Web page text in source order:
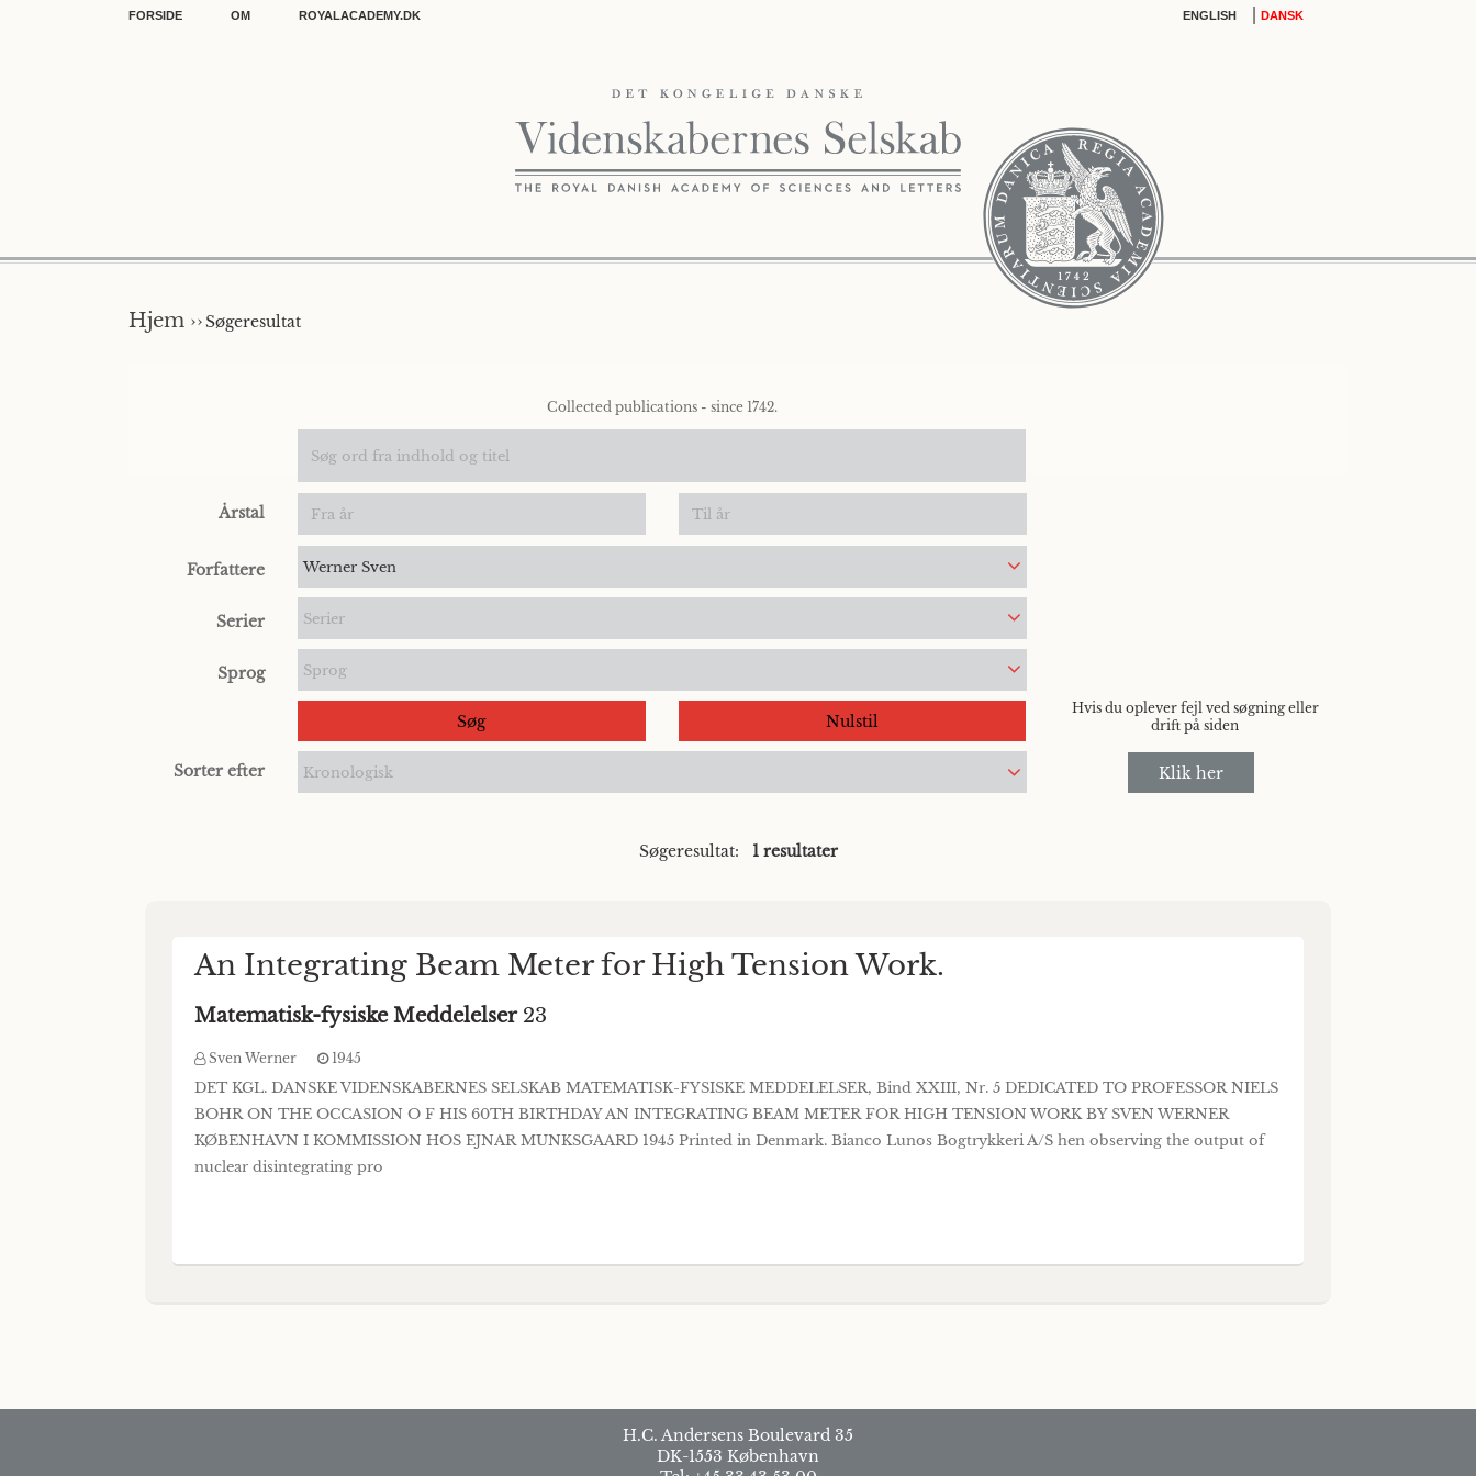
FORSIDE OM ROYALACADEMY.DK ENGLISH DANSK
Hjem ››Søgeresultat
Collected publications - since 1742.
Årstal
Forfattere Werner Sven
Serier Serier
Sprog Sprog
Søg Nulstil
Sorter efter Kronologisk
Hvis du oplever fejl ved søgning eller
drift på siden
Klik her
Søgeresultat: 1 resultater
An Integrating Beam Meter for High Tension Work.
Matematisk-fysiske Meddelelser 23
Sven Werner 1945
DET KGL. DANSKE VIDENSKABERNES SELSKAB MATEMATISK-FYSISKE MEDDELELSER, Bind XXIII, Nr. 5 DEDICATED TO PROFESSOR NIELS
BOHR ON THE OCCASION O F HIS 60TH BIRTHDAY AN INTEGRATING BEAM METER FOR HIGH TENSION WORK BY SVEN WERNER
KØBENHAVN I KOMMISSION HOS EJNAR MUNKSGAARD 1945 Printed in Denmark. Bianco Lunos Bogtrykkeri A/S hen observing the output of
nuclear disintegrating pro
H.C. Andersens Boulevard 35
DK-1553 København